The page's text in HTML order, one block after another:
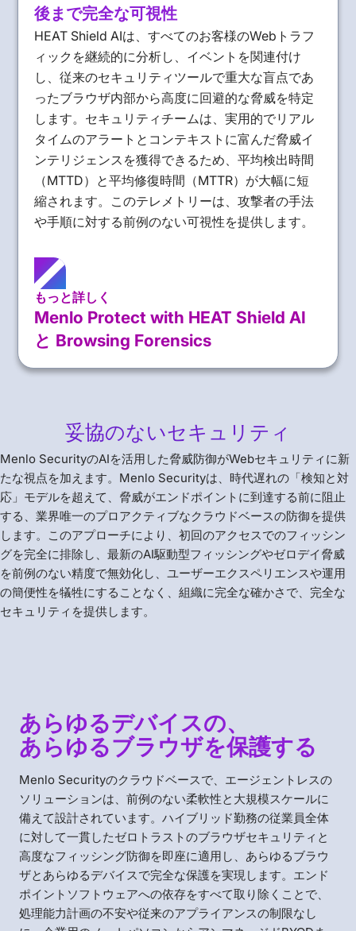
後まで完全な可視性
HEAT Shield AIは、すべてのお客様のWebトラフ
ィックを継続的に分析し、イベントを関連付け
し、従来のセキュリティツールで重大な盲点であ
ったブラウザ内部から高度に回避的な脅威を特定
します。セキュリティチームは、実用的でリアル
タイムのアラートとコンテキストに富んだ脅威イ
ンテリジェンスを獲得できるため、平均検出時間
（MTTD）と平均修復時間（MTTR）が大幅に短
縮されます。このテレメトリーは、攻撃者の手法
や手順に対する前例のない可視性を提供します。
もっと詳しく
Menlo Protect with HEAT Shield AI
と Browsing Forensics
妥協のないセキュリティ
Menlo SecurityのAIを活用した脅威防御がWebセキュリティに新
たな視点を加えます。Menlo Securityは、時代遅れの「検知と対
応」モデルを超えて、脅威がエンドポイントに到達する前に阻止
する、業界唯一のプロアクティブなクラウドベースの防御を提供
します。このアプローチにより、初回のアクセスでのフィッシン
グを完全に排除し、最新のAI駆動型フィッシングやゼロデイ脅威
を前例のない精度で無効化し、ユーザーエクスペリエンスや運用
の簡便性を犠牲にすることなく、組織に完全な確かさで、完全な
セキュリティを提供します。
あらゆるデバイスの、
あらゆるブラウザを保護する
Menlo Securityのクラウドベースで、エージェントレスの
ソリューションは、前例のない柔軟性と大規模スケールに
備えて設計されています。ハイブリッド勤務の従業員全体
に対して一貫したゼロトラストのブラウザセキュリティと
高度なフィッシング防御を即座に適用し、あらゆるブラウ
ザとあらゆるデバイスで完全な保護を実現します。エンド
ポイントソフトウェアへの依存をすべて取り除くことで、
処理能力計画の不安や従来のアプライアンスの制限なし